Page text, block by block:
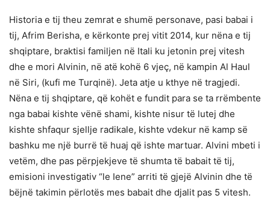
Historia e tij theu zemrat e shumë personave, pasi babai i
tij, Afrim Berisha, e kërkonte prej vitit 2014, kur nëna e tij
shqiptare, braktisi familjen në Itali ku jetonin prej vitesh
dhe e mori Alvinin, në atë kohë 6 vjeç, në kampin Al Haul
në Siri, (kufi me Turqinë). Jeta atje u kthye në tragjedi.
Nëna e tij shqiptare, që kohët e fundit para se ta rrëmbente
nga babai kishte vënë shami, kishte nisur të lutej dhe
kishte shfaqur sjellje radikale, kishte vdekur në kamp së
bashku me një burrë të huaj që ishte martuar. Alvini mbeti i
vetëm, dhe pas përpjekjeve të shumta të babait të tij,
emisioni investigativ “le Iene” arriti të gjejë Alvinin dhe të
bëjnë takimin përlotës mes babait dhe djalit pas 5 vitesh.